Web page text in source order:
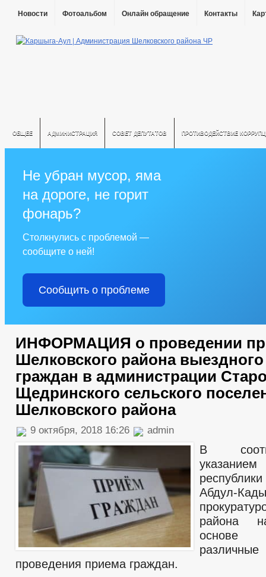
Новости Фотоальбом Онлайн обращение Контакты
ОБЩЕЕ АДМИНИСТРАЦИЯ СОВЕТ ДЕПУТАТОВ ПРОТИВОДЕЙСТВИЕ
Не убран мусор, яма
на дороге, не горит
фонарь?
Столкнулись с проблемой —
сообщите о ней!
Сообщить о проблеме
ИНФОРМАЦИЯ о проведении
Шелковского района
граждан в администрации
Щедринского сельского
Шелковского района
9 октября, 2018 16:26 admin
В
Абдул-
района
основе
проведения приема граждан.